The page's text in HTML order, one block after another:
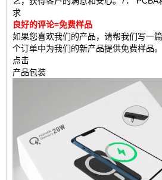
求
良好的评论=免费样品
如果您喜欢我们的产品，请帮我们写一
个订单中为我们的新产品提供免费样品。
点击
产品包装